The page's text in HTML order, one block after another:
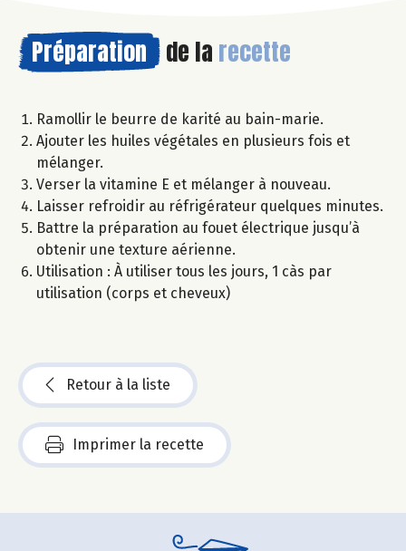
Préparation de la recette
Ramollir le beurre de karité au bain-marie.
Ajouter les huiles végétales en plusieurs fois et
mélanger.
Verser la vitamine E et mélanger à nouveau.
Laisser refroidir au réfrigérateur quelques minutes.
Battre la préparation au fouet électrique jusqu’à
obtenir une texture aérienne.
Utilisation : À utiliser tous les jours, 1 càs par
utilisation (corps et cheveux)
Retour à la liste
Imprimer la recette